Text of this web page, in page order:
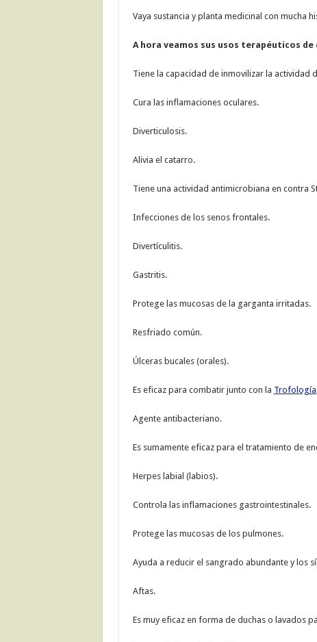
Vaya sustancia y planta medicinal con mucha
A hora veamos sus usos terapéuticos
Tiene la capacidad de inmovilizar la
Cura las inflamaciones oculares.
Diverticulosis.
Alivia el catarro.
Tiene una actividad antimicrobiana en contra
Infecciones de los senos frontales.
Divertículitis.
Gastritis.
Protege las mucosas de la garganta irritadas.
Resfriado común.
Úlceras bucales (orales).
Es eficaz para combatir junto con la Trofología
Agente antibacteriano.
Es sumamente eficaz para el tratamiento de
Herpes labial (labios).
Controla las inflamaciones gastrointestinales.
Protege las mucosas de los pulmones.
Ayuda a reducir el sangrado abundante y los
Aftas.
Es muy eficaz en forma de duchas o lavados